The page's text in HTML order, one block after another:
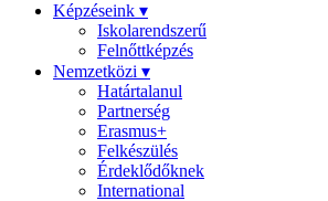
Képzéseink ▾
Iskolarendszerű
Felnőttképzés
Nemzetközi ▾
Határtalanul
Partnerség
Erasmus+
Felkészülés
Érdeklődőknek
International